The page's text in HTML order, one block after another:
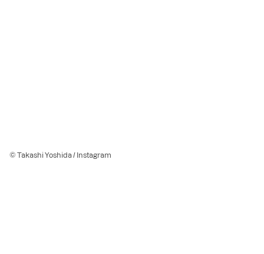
© Takashi Yoshida / Instagram